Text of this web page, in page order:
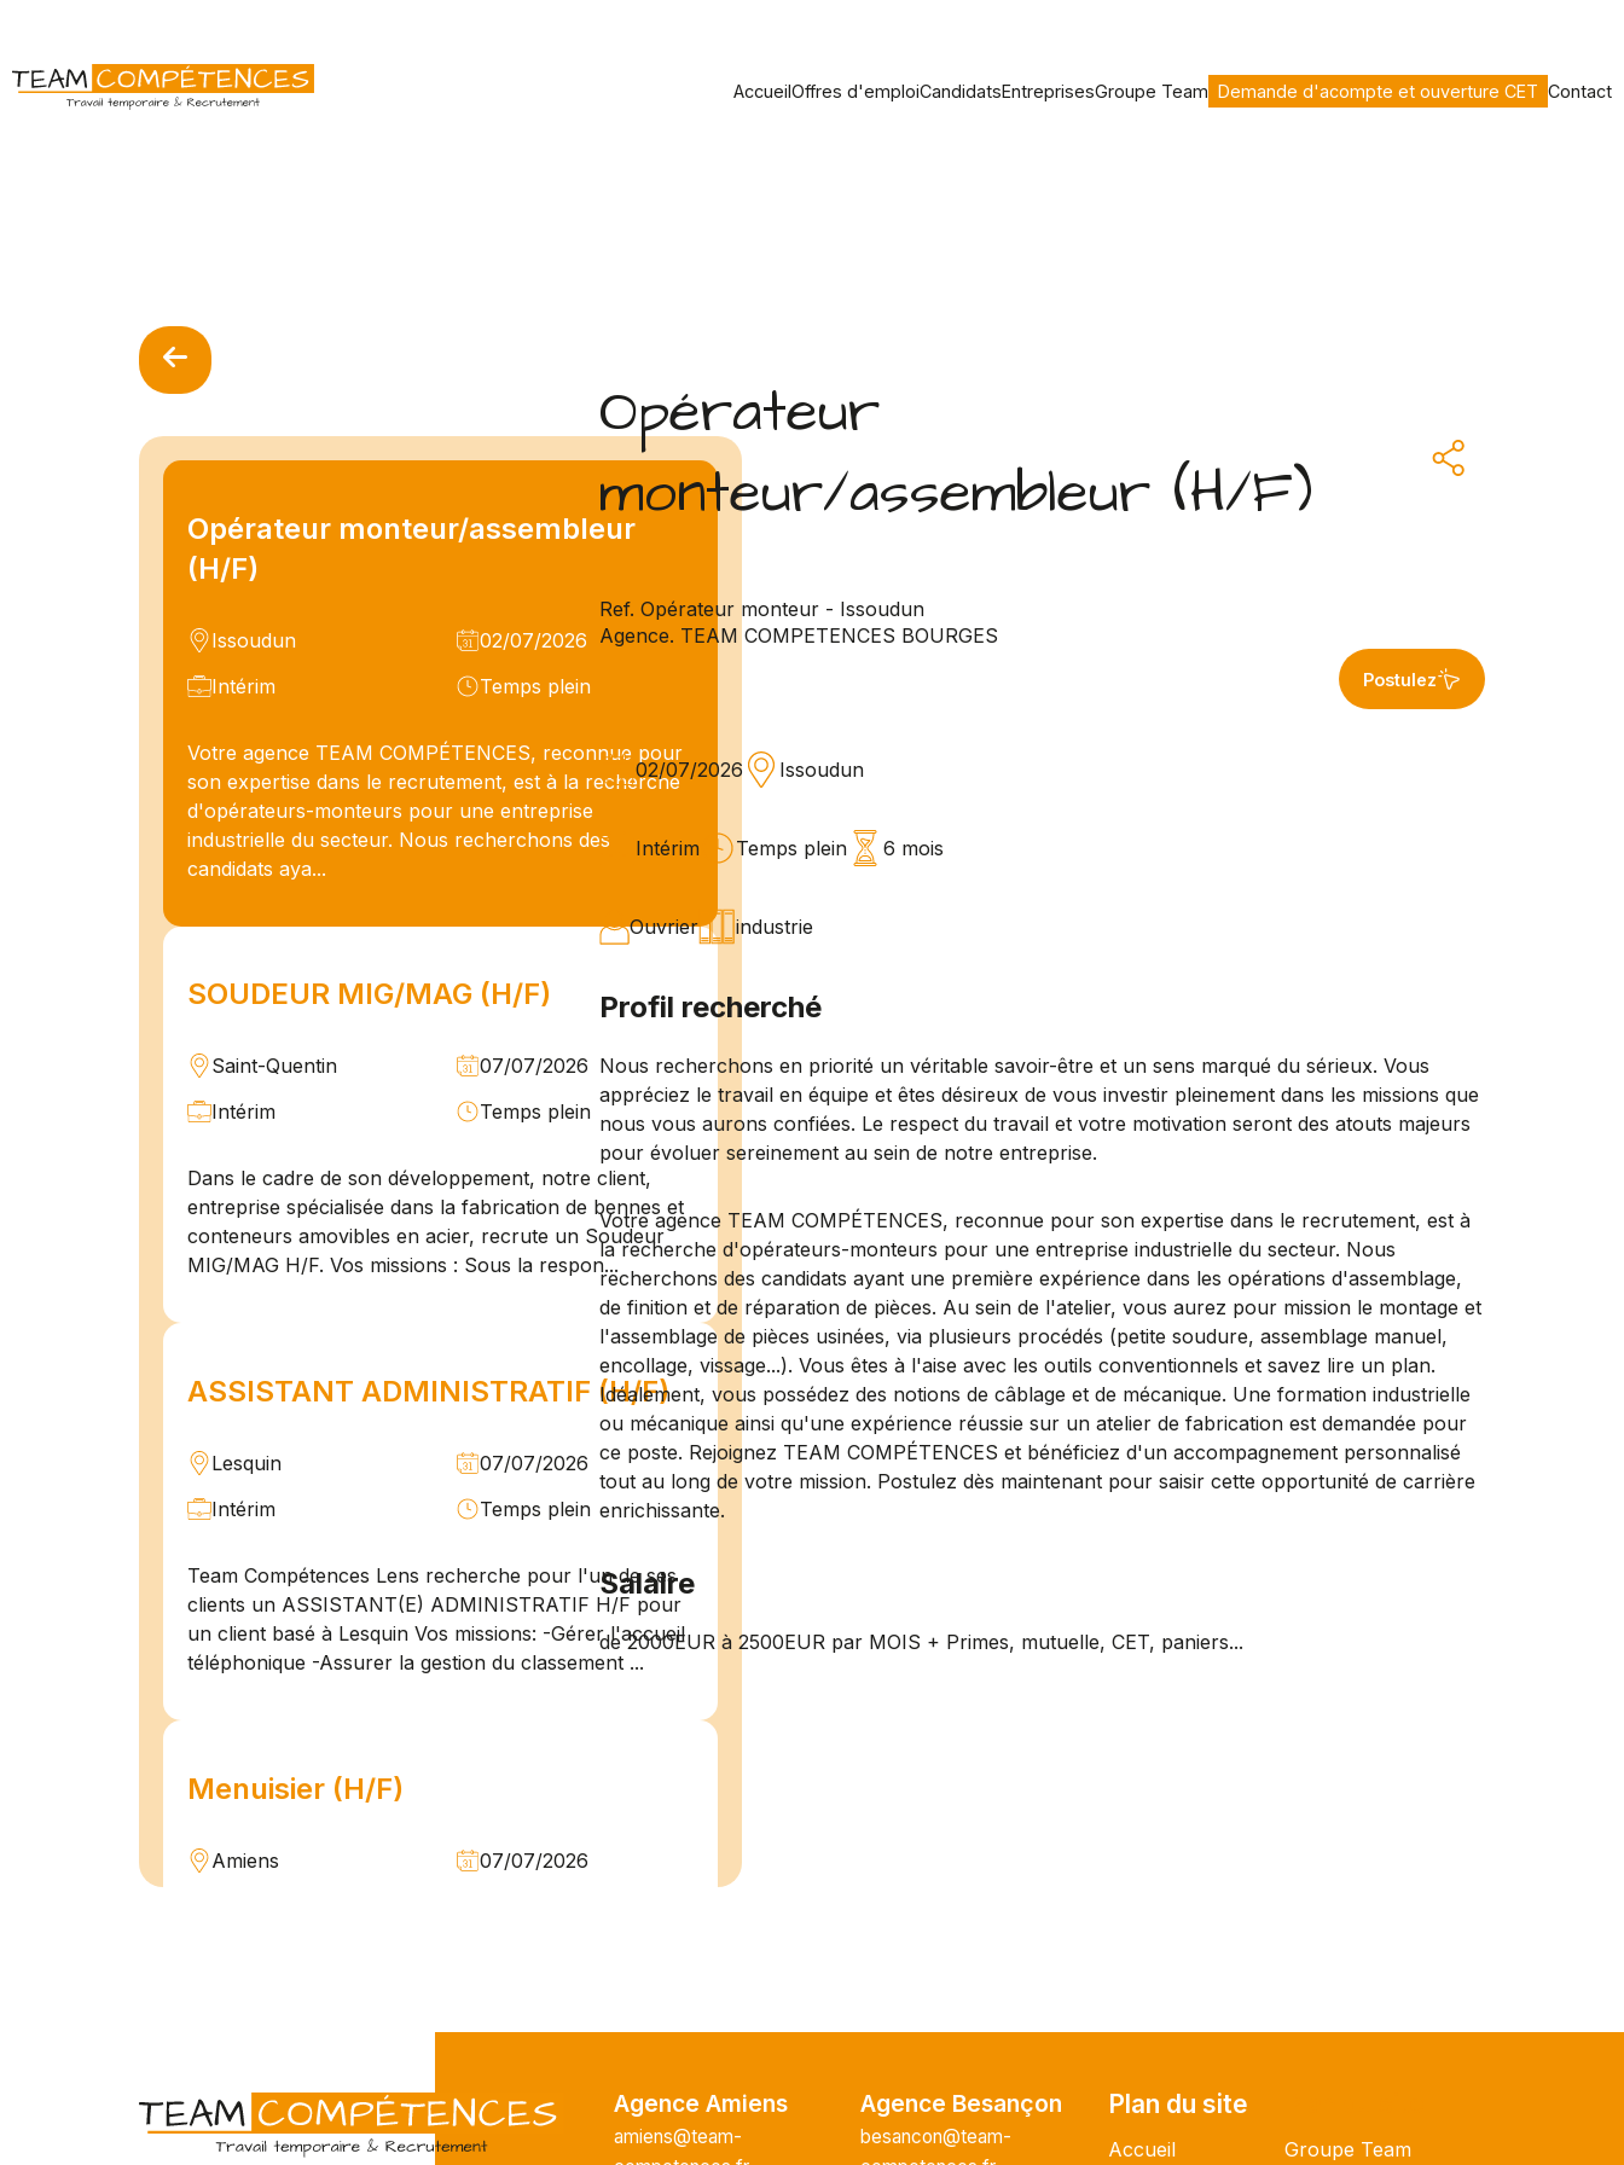
AccueilOffres d'emploiCandidatsEntreprisesGroupe Team Demande d'acompte et ouverture CET Contact
Opérateur monteur/assembleur
(H/F)
Issoudun
02/07/2026
Intérim
Temps plein
Votre agence TEAM COMPÉTENCES, reconnue pour
son expertise dans le recrutement, est à la recherche
d'opérateurs-monteurs pour une entreprise
industrielle du secteur. Nous recherchons des
candidats aya...
SOUDEUR MIG/MAG (H/F)
Saint-Quentin
07/07/2026
Intérim
Temps plein
Dans le cadre de son développement, notre client,
entreprise spécialisée dans la fabrication de bennes et
conteneurs amovibles en acier, recrute un Soudeur
MIG/MAG H/F. Vos missions : Sous la respon...
ASSISTANT ADMINISTRATIF (H/F)
Lesquin
07/07/2026
Intérim
Temps plein
Team Compétences Lens recherche pour l'un de ses
clients un ASSISTANT(E) ADMINISTRATIF H/F pour
un client basé à Lesquin Vos missions: -Gérer l'accueil
téléphonique -Assurer la gestion du classement ...
Menuisier (H/F)
Amiens
07/07/2026
vue d'une mission longue en intérim. Vous intégrerez
Opérateur
monteur/assembleur (H/F)
Ref. Opérateur monteur - Issoudun
Agence. TEAM COMPETENCES BOURGES
Postulez
02/07/2026 Issoudun
Intérim Temps plein 6 mois
Ouvrier industrie
Profil recherché
Nous recherchons en priorité un véritable savoir-être et un sens marqué du sérieux. Vous
appréciez le travail en équipe et êtes désireux de vous investir pleinement dans les missions que
nous vous aurons confiées. Le respect du travail et votre motivation seront des atouts majeurs
pour évoluer sereinement au sein de notre entreprise.
Votre agence TEAM COMPÉTENCES, reconnue pour son expertise dans le recrutement, est à
la recherche d'opérateurs-monteurs pour une entreprise industrielle du secteur. Nous
recherchons des candidats ayant une première expérience dans les opérations d'assemblage,
de finition et de réparation de pièces. Au sein de l'atelier, vous aurez pour mission le montage et
l'assemblage de pièces usinées, via plusieurs procédés (petite soudure, assemblage manuel,
encollage, vissage...). Vous êtes à l'aise avec les outils conventionnels et savez lire un plan.
Idéalement, vous possédez des notions de câblage et de mécanique. Une formation industrielle
ou mécanique ainsi qu'une expérience réussie sur un atelier de fabrication est demandée pour
ce poste. Rejoignez TEAM COMPÉTENCES et bénéficiez d'un accompagnement personnalisé
tout au long de votre mission. Postulez dès maintenant pour saisir cette opportunité de carrière
enrichissante.
Salaire
de 2000EUR à 2500EUR par MOIS + Primes, mutuelle, CET, paniers...
Agence Amiens
amiens@team-
Agence Besançon
besancon@team-
Plan du site
Accueil
Groupe Team